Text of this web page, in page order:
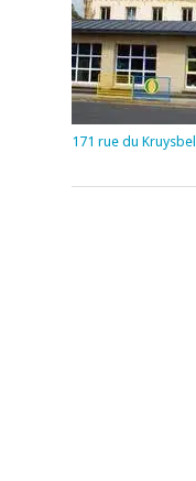
171 rue du